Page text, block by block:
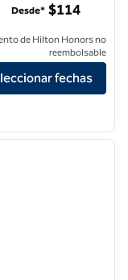
Rancho Cordova
Desde* $114
de Hilton Honors no
reembolsable
fechas